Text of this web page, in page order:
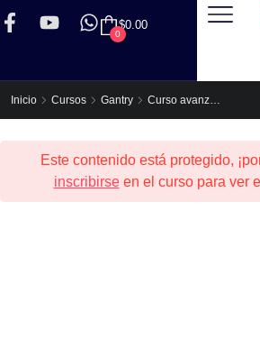
$0.00
0
Inicio Cursos Gantry Curso avanzado de Gantry 5
Este contenido está protegido,
inscribirseen el curso para ver